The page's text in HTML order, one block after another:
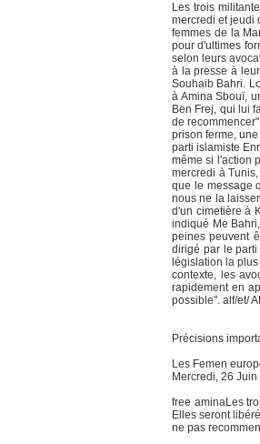
Les trois
mercredi et jeudi
femmes de la
pour d'ultimes
selon leurs
à la presse à
Souhaib Bahri.
à Amina Sbouï,
Ben Frej, qui lui
de
prison ferme,
parti islamiste
même si l'action
mercredi à
que le message
nous ne la
d'un cimetière à
indiqué Me
peines peuvent
dirigé par le
législation la
contexte, les
rapidement en
possible". alf/et/
Précisions
Les Femen
Mercredi, 26
free aminaLes
Elles seront
ne pas